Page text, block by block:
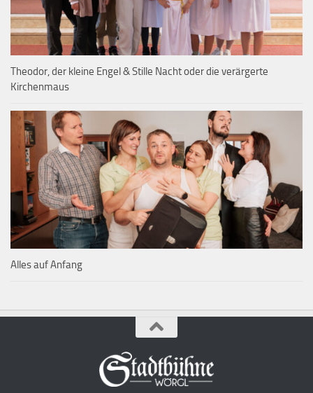
Theodor, der kleine Engel & Stille Nacht oder die verärgerte
Kirchenmaus
Alles auf Anfang